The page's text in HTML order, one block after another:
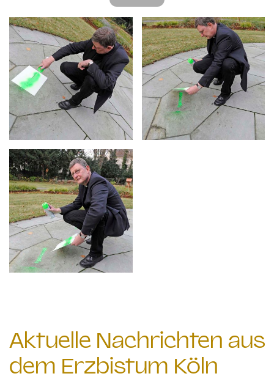
Aktuelle Nachrichten aus
dem Erzbistum Köln